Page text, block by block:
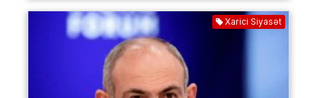
Xarici Siyasət